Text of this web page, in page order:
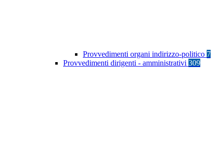
Provvedimenti organi indirizzo-politico 7
Provvedimenti dirigenti - amministrativi 309